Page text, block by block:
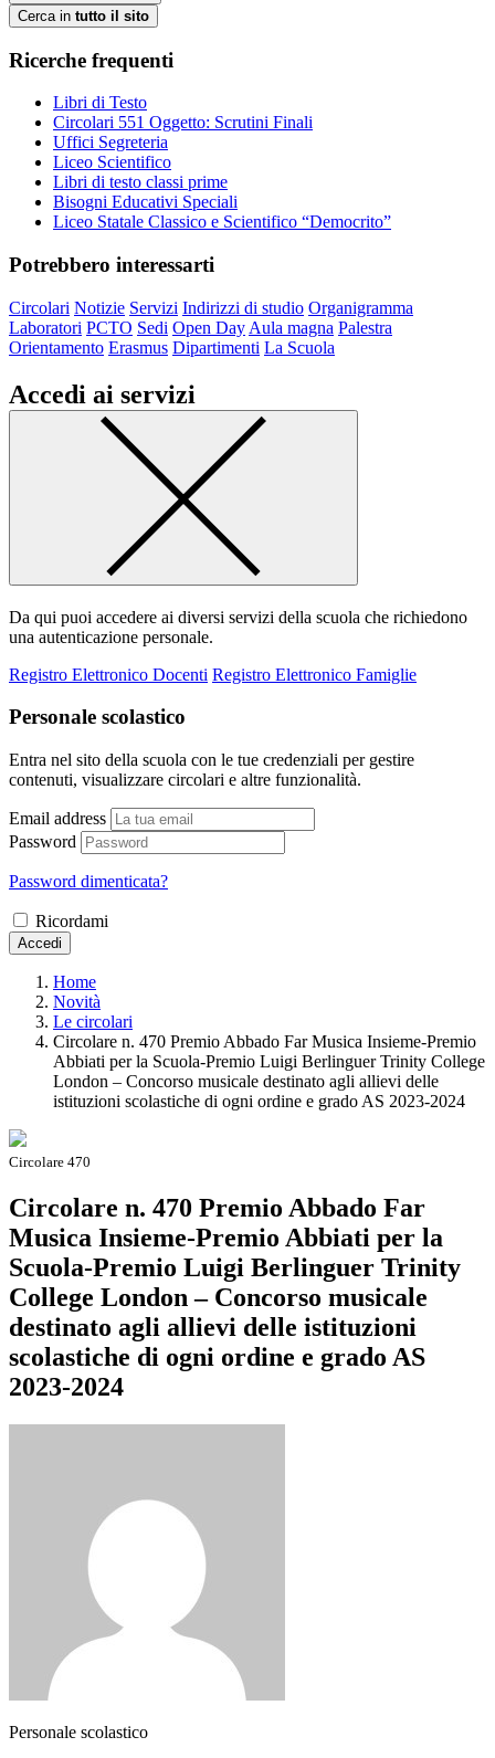
Cerca in tutto il sito
Ricerche frequenti
Libri di Testo
Circolari 551 Oggetto: Scrutini Finali
Uffici Segreteria
Liceo Scientifico
Libri di testo classi prime
Bisogni Educativi Speciali
Liceo Statale Classico e Scientifico “Democrito”
Potrebbero interessarti
Circolari Notizie Servizi Indirizzi di studio Organigramma
Laboratori PCTO Sedi Open Day Aula magna Palestra
Orientamento Erasmus Dipartimenti La Scuola
Accedi ai servizi
Da qui puoi accedere ai diversi servizi della scuola che richiedono
una autenticazione personale.
Registro Elettronico Docenti Registro Elettronico Famiglie
Personale scolastico
Entra nel sito della scuola con le tue credenziali per gestire
contenuti, visualizzare circolari e altre funzionalità.
Email address
Password
Password dimenticata?
Ricordami
Accedi
Home
Novità
Le circolari
Circolare n. 470 Premio Abbado Far Musica Insieme-Premio
Abbiati per la Scuola-Premio Luigi Berlinguer Trinity College
London – Concorso musicale destinato agli allievi delle
istituzioni scolastiche di ogni ordine e grado AS 2023-2024
Circolare 470
Circolare n. 470 Premio Abbado Far
Musica Insieme-Premio Abbiati per la
Scuola-Premio Luigi Berlinguer Trinity
College London – Concorso musicale
destinato agli allievi delle istituzioni
scolastiche di ogni ordine e grado AS
2023-2024
Personale scolastico